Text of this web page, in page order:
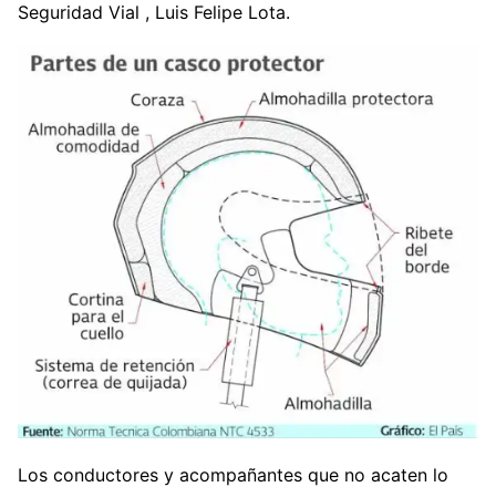
Seguridad Vial , Luis Felipe Lota.
Los conductores y acompañantes que no acaten lo